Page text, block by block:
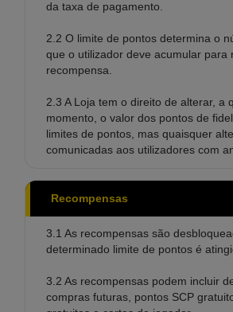
da taxa de pagamento.
2.2 O limite de pontos determina o
que o utilizador deve acumular para
recompensa.
2.3 A Loja tem o direito de alterar, a
momento, o valor dos pontos de
limites de pontos, mas quaisquer
comunicadas aos utilizadores com
Recompensas
3.1 As recompensas são
determinado limite de pontos é
3.2 As recompensas podem incluir
compras futuras, pontos SCP